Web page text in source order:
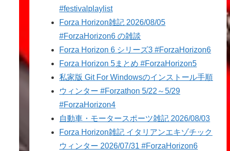
#festivalplaylist
Forza Horizon雑記 2026/08/05
#ForzaHorizon6 の雑談
Forza Horizon 6 シリーズ3 #ForzaHorizon6
Forza Horizon 5まとめ #ForzaHorizon5
私家版 Git For Windowsのインストール手順
ウィンター #Forzathon 5/22～5/29
#ForzaHorizon4
自動車・モータースポーツ雑記 2026/08/03
Forza Horizon雑記 イタリアンエキゾチック
ウィンター 2026/07/31 #ForzaHorizon6